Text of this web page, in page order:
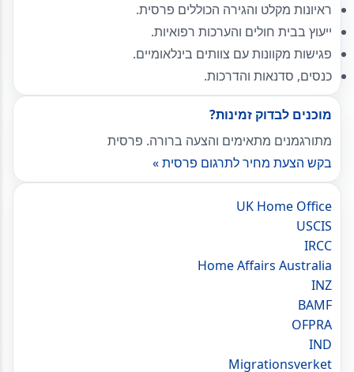
ראיונות מקלט והגירה הכוללים פרסית.
ייעוץ בבית חולים והערכות רפואיות.
פגישות מקוונות עם צוותים בינלאומיים.
כנסים, סדנאות והדרכות.
מוכנים לבדוק זמינות?
מתורגמנים מתאימים והצעה ברורה. פרסית
בקש הצעת מחיר לתרגום פרסית »
UK Home Office
USCIS
IRCC
Home Affairs Australia
INZ
BAMF
OFPRA
IND
Migrationsverket